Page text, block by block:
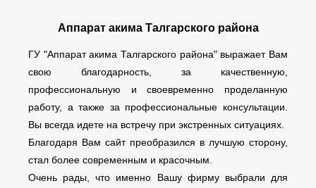
Аппарат акима Талгарского района
ГУ "Аппарат акима Талгарского района" выражает Вам
свою благодарность, за качественную,
профессиональную и своевременно проделанную
работу, а также за профессиональные консультации.
Вы всегда идете на встречу при экстренных ситуациях.
Благодаря Вам сайт преобразился в лучшую сторону,
стал более современным и красочным.
Очень рады, что именно Вашу фирму выбрали для